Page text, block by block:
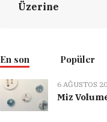
Üzerine
En son Popüler
6 AĞUSTOS
Miz